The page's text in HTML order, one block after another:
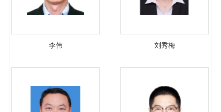
李伟 刘秀梅